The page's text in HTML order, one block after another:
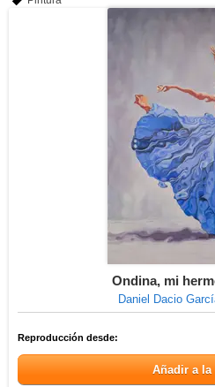
Ondina, mi
Daniel Dacio
Reproducción desde:
Añadir a la